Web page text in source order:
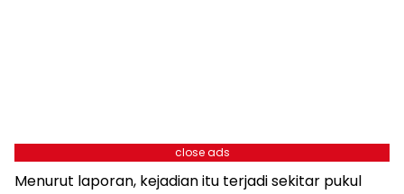
close ads
Menurut laporan, kejadian itu terjadi sekitar pukul